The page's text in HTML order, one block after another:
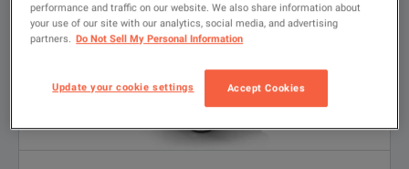
performance and traffic on our website. We also share information about
your use of our site with our analytics, social media, and advertising
partners. Do Not Sell My Personal Information
Update your cookie settings Accept Cookies